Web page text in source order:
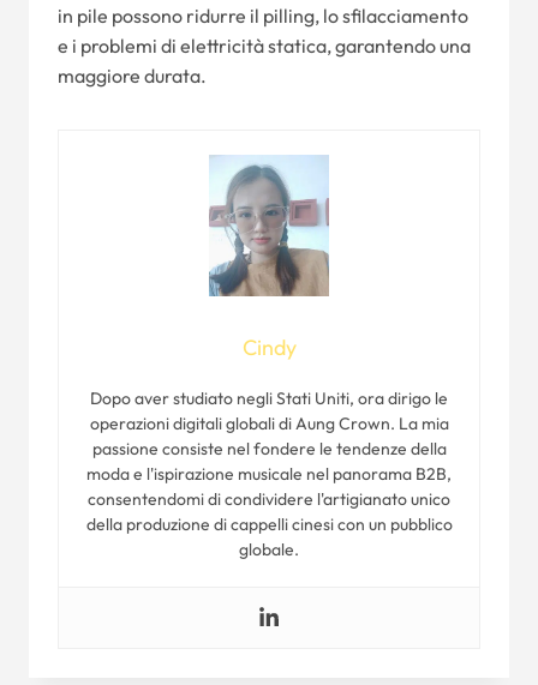
in pile possono ridurre il pilling, lo sfilacciamento
e i problemi di elettricità statica, garantendo una
maggiore durata.
Cindy
Dopo aver studiato negli Stati Uniti, ora dirigo le
operazioni digitali globali di Aung Crown. La mia
passione consiste nel fondere le tendenze della
moda e l'ispirazione musicale nel panorama B2B,
consentendomi di condividere l'artigianato unico
della produzione di cappelli cinesi con un pubblico
globale.